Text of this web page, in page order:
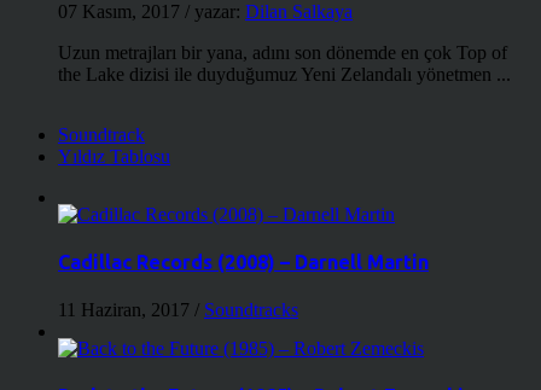
07 Kasım, 2017 / yazar: Dilan Salkaya
Uzun metrajları bir yana, adını son dönemde en çok Top of
the Lake dizisi ile duyduğumuz Yeni Zelandalı yönetmen ...
Soundtrack
Yıldız Tablosu
Cadillac Records (2008) – Darnell Martin
11 Haziran, 2017 / Soundtracks